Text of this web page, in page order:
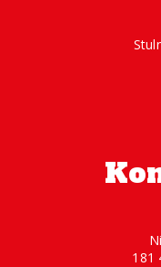
181